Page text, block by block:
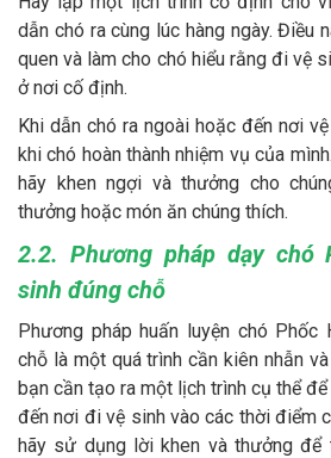
dẫn chó ra cùng lúc hàng ngày. Điều
quen và làm cho chó hiểu rằng đi vệ
ở nơi cố định.
Khi dẫn chó ra ngoài hoặc đến nơi
khi chó hoàn thành nhiệm vụ của
hãy khen ngợi và thưởng cho
thưởng hoặc món ăn chúng thích.
2.2. Phương pháp dạy chó
sinh đúng chỗ
Phương pháp huấn luyện chó
chỗ là một quá trình cần kiên nhẫn
bạn cần tạo ra một lịch trình cụ thể
đến nơi đi vệ sinh vào các thời điểm
hãy sử dụng lời khen và thưởng